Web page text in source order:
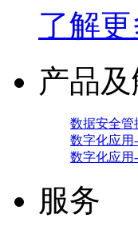
了解更
产品
数据安全管
数字化应用
数字化应用
服务